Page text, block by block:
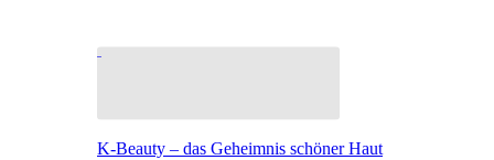
K-Beauty – das Geheimnis schöner Haut